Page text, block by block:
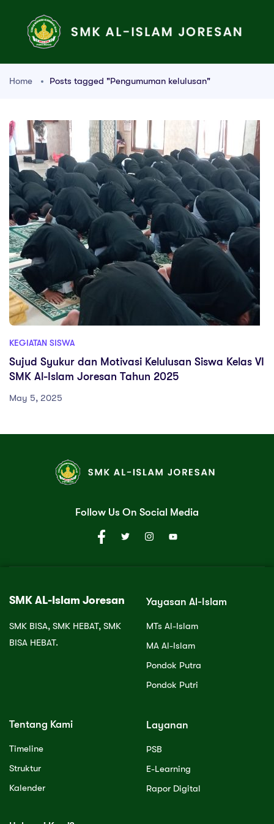
Home Posts tagged "Pengumuman kelulusan"
KEGIATAN SISWA
Sujud Syukur dan Motivasi Kelulusan Siswa Kelas VI
SMK Al-Islam Joresan Tahun 2025
May 5, 2025
Follow Us On Social Media
SMK AL-Islam Joresan
SMK BISA, SMK HEBAT, SMK
BISA HEBAT.
Yayasan Al-Islam
MTs Al-Islam
MA Al-Islam
Pondok Putra
Pondok Putri
Tentang Kami
Timeline
Struktur
Kalender
Layanan
PSB
E-Learning
Rapor Digital